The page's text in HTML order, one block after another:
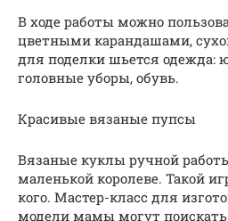
В ходе работы можно
цветными карандашами,
для поделки шьется одежда:
головные уборы, обувь.
Красивые вязаные пупсы
Вязаные куклы ручной
маленькой королеве. Такой
кого. Мастер-класс для
модели мамы могут